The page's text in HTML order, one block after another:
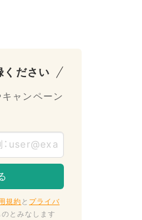
ください
ャンペーン
規約 と プライバ
とみなします